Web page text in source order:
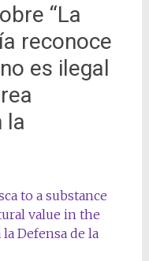
“La
reconoce
es ilegal
la
to a substance
value in the
Defensa de la